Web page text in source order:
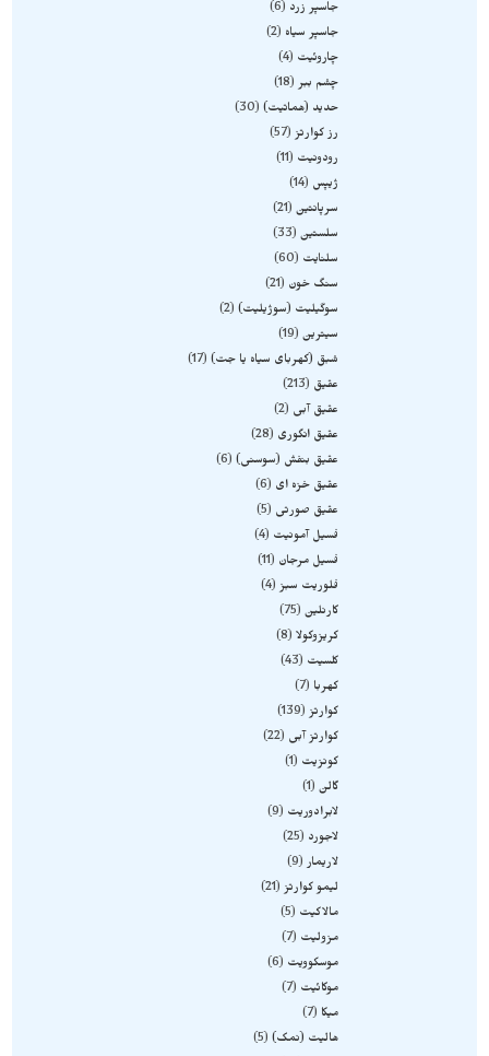
جاسپر زرد
6
جاسپر سیاه
2
چاروئیت
4
چشم ببر
18
حدید (هماتیت) 30
رز کوارتز
57
رودونیت
11
ژیپس
14
سرپانتین 21
سلستین 33
سلنایت
60
سنگ خون
21
سوگیلیت (سوژیلیت) 2
سیترین 19
شبق (کهربای سیاه یا جت) 17
عقیق
213
عقیق آبی
2
عقیق انگوری
28
عقیق بنفش (سوسنی) 6
عقیق خزه ای
6
عقیق صورتی
5
فسیل آمونیت
4
فسیل مرجان
11
فلوریت سبز
4
کارنلین 75
کریزوکولا 8
کلسیت
43
کهربا
7
کوارتز
139
کوارتز آبی
22
کونزیت
1
گالن 1
لابرادوریت
9
لاجورد
25
لاریمار
9
لیمو کوارتز
21
مالاکیت
5
مزولیت
7
موسکوویت
6
موکائیت
7
میکا
7
هالیت (نمک) 5